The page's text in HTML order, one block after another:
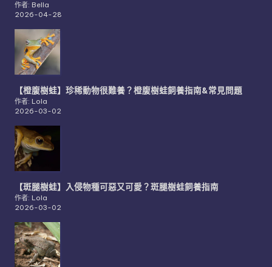
作者: Bella
2026-04-28
【橙腹樹蛙】珍稀動物很難養？橙腹樹蛙飼養指南&常見問題
作者: Lola
2026-03-02
【斑腿樹蛙】入侵物種可惡又可愛？斑腿樹蛙飼養指南
作者: Lola
2026-03-02